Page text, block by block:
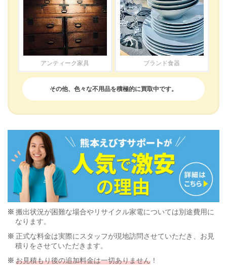
アンティーク家具 ブランド食器
その他、色々な不用品を積極的に買取中です。
搬出状況が困難な場合やリサイクル家電については別途費用に
なります。
正式な料金は実際にスタッフが現地訪問させていただき、お見
積りをさせていただきます。
お見積もり後の追加料金は一切ありません！